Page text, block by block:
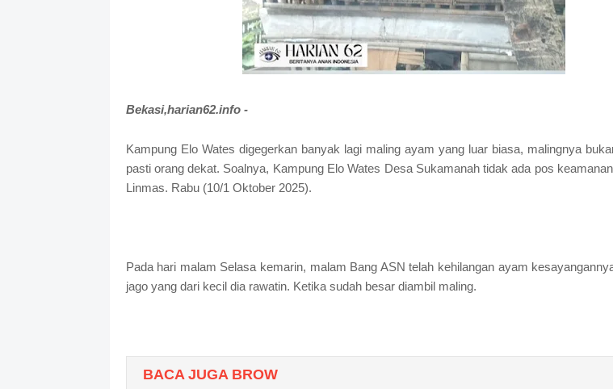
Bekasi,harian62.info -
Kampung Elo Wates digegerkan banyak lagi maling ayam yang luar biasa, malingnya
pasti orang dekat. Soalnya, Kampung Elo Wates Desa Sukamanah tidak ada pos
Linmas. Rabu (10/1 Oktober 2025).
Pada hari malam Selasa kemarin, malam Bang ASN telah kehilangan ayam
jago yang dari kecil dia rawatin. Ketika sudah besar diambil maling.
BACA JUGA BROW